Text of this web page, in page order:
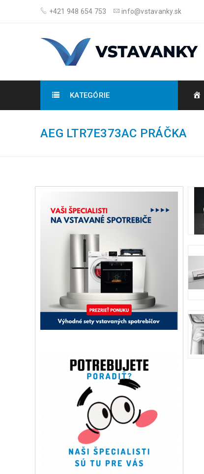
+421 948 654 753 info@vstavanky.sk
KATEGÓRIE
AEG LTR7E373AC PRÁČKA